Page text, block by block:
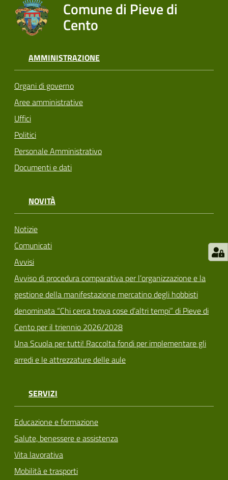
Comune di Pieve di
Cento
AMMINISTRAZIONE
Organi di governo
Aree amministrative
Uffici
Politici
Personale Amministrativo
Documenti e dati
NOVITÀ
Notizie
Comunicati
Avvisi
Avviso di procedura comparativa per l’organizzazione e la
gestione della manifestazione mercatino degli hobbisti
denominata “Chi cerca trova cose d’altri tempi” di Pieve di
Cento per il triennio 2026/2028
Una Scuola per tutti! Raccolta fondi per implementare gli
arredi e le attrezzature delle aule
SERVIZI
Educazione e formazione
Salute, benessere e assistenza
Vita lavorativa
Mobilità e trasporti